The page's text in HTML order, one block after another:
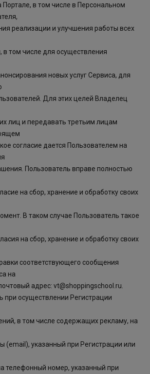
Портале, в том числе в Персональном
реализации и улучшения работы всех
в том числе для осуществления
новых услуг Сервиса, для
Для этих целей Владелец
лиц и передавать третьим лицам
согласие дается Пользователем на
Пользователь вправе полностью
на сбор, хранение и обработку своих
В таком случае Пользователь такое
на сбор, хранение и обработку своих
соответствующего сообщения
на
адрес: vt@shoppingschool.ru.
при осуществлении Регистрации
в том числе содержащих рекламу, на
(email), указанный при Регистрации или
телефонный номер, указанный при